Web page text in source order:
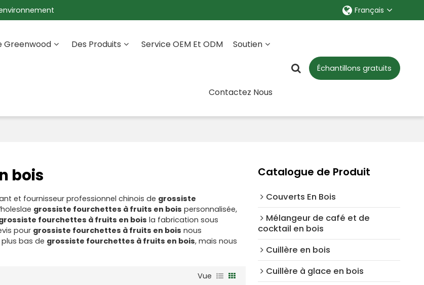
Français
Greenwood Des Produits Service OEM Et ODM Soutien
Contactez Nous
Échantillons gratuits
bois
et fournisseur professionnel chinois de grossiste
grossiste fourchettes à fruits en bois personnalisée,
fourchettes à fruits en bois la fabrication sous
pour grossiste fourchettes à fruits en bois nous
bas de grossiste fourchettes à fruits en bois, mais nous
Vue
Catalogue de Produit
Couverts En Bois
Mélangeur de café et de
cocktail en bois
Cuillère en bois
Cuillère à glace en bois